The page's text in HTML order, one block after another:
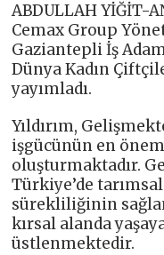
ABDULLAH YİĞİT-
Cemax Group
Gaziantepli İş
Dünya Kadın
yayımladı.
Yıldırım,
işgücünün en
oluşturmaktadır.
Türkiye’de
sürekliliğinin
kırsal alanda
üstlenmektedir.